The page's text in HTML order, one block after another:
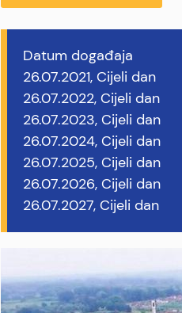
Datum događaja
26.07.2021, Cijeli dan
26.07.2022, Cijeli dan
26.07.2023, Cijeli dan
26.07.2024, Cijeli dan
26.07.2025, Cijeli dan
26.07.2026, Cijeli dan
26.07.2027, Cijeli dan